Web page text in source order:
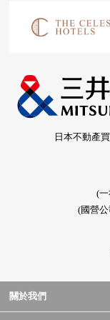
日本不動產
(
(國營
關於我們